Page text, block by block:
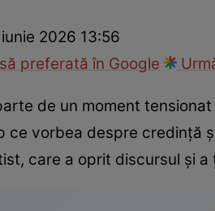
2026 13:56
preferată în Google
de un moment
ce vorbea despre credință
care a oprit discursul și